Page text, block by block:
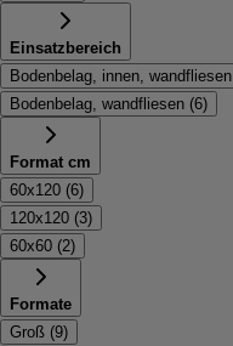
Einsatzbereich
Bodenbelag, innen, wandfliesen
Bodenbelag, wandfliesen (6)
Format cm
60x120 (6)
120x120 (3)
60x60 (2)
Formate
Groß (9)